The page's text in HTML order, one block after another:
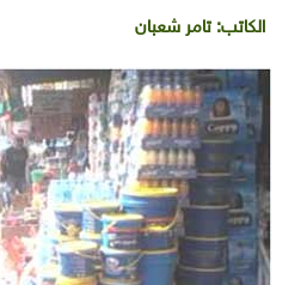
الكاتب:تامر شعبان